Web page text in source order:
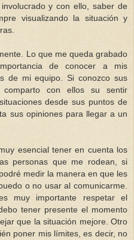
y con ello, saber de
visualizando la situación y
Lo que me queda grabado
de conocer a mis
de mi equipo. Si conozco sus
con ellos su sentir
desde sus puntos de
sus opiniones para llegar a un
esencial tener en cuenta los
personas que me rodean, si
medir la manera en que les
o no usar al comunicarme.
muy importante respetar el
tener presente el momento
que la situación mejore. Otro
poner mis límites, es decir, no